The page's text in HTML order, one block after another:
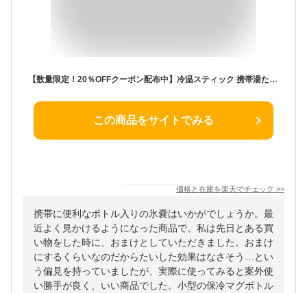
【数量限定！20％OFFクーポン配布中】冷温スティック 携帯湯たんぽ お湯 氷のう 魔法瓶 氷嚢 ボトル 水筒型 アイスパック 持ち運び ネッククーラー ひょうのう ステンレス 真空断熱 首 冷却パック 水筒 保冷 保温 寒さ対策 暑さ対策 冷却グッズ 水漏れ防止
この商品をサイトでみる
価格と在庫を楽天でチェック >>
携帯に便利なボトル入りの氷嚢はいかがでしょうか。最
近よく見かけるようになった商品で、私は先日とある買
い物をした時に、おまけとしていただきました。おまけ
にするくらいなのだからたいした効果はなさそう…とい
う偏見を持っていましたが、実際に使ってみると案外使
い勝手が良く、いい商品でした。小型の保冷マグボトル